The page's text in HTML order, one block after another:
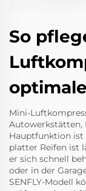
So
Mini-
Autowerkstätten,
Hauptfunktion ist
platter Reifen ist
er sich schnell
oder in der
SENFLY-Modell